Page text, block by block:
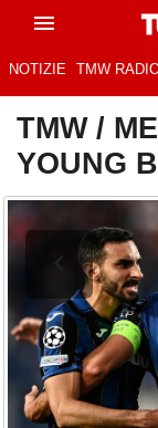
NOTIZIE TMW
TMW/
YOUNG